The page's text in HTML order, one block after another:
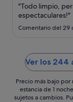
"Todo limpio,
espectaculares!"
Comentario del 29
Ver los 244
Precio más bajo por
estancia de 1
sujetos a cambios.